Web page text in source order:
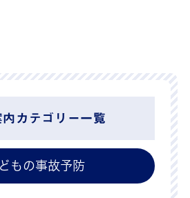
内カテゴリー一覧
もの事故予防